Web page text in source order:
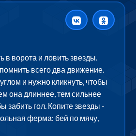
ворота и ловить звезды.
всего два движение.
и нужно кликнуть, чтобы
она длиннее, тем сильнее
забить гол. Копите звезды -
ферма: бей по мячу,